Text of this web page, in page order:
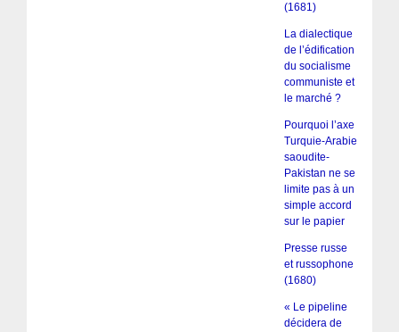
(1681)
La dialectique
de l’édification
du socialisme
communiste et
le marché ?
Pourquoi l’axe
Turquie-Arabie
saoudite-
Pakistan ne se
limite pas à un
simple accord
sur le papier
Presse russe
et russophone
(1680)
« Le pipeline
décidera de